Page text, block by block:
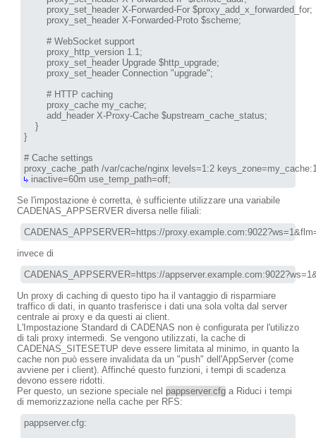
        proxy_set_header X-Forwarded-For $proxy_add_x_forwarded_for;
        proxy_set_header X-Forwarded-Proto $scheme;
        # WebSocket support
        proxy_http_version 1.1;
        proxy_set_header Upgrade $http_upgrade;
        proxy_set_header Connection "upgrade";
        # HTTP caching
        proxy_cache my_cache;
        add_header X-Proxy-Cache $upstream_cache_status;
    }
}
# Cache settings
inactive=60m use_temp_path=off;
Se l'impostazione è corretta, è sufficiente utilizzare una variabile
CADENAS_APPSERVER diversa nelle filiali:
CADENAS_APPSERVER=https://
invece di
CADENAS_APPSERVER=https://
Un proxy di caching di questo tipo ha il vantaggio di risparmiare
traffico di dati, in quanto trasferisce i dati una sola volta dal server
centrale ai proxy e da questi ai client.
L'Impostazione Standard di CADENAS non è configurata per l'utilizzo
di tali proxy intermedi. Se vengono utilizzati, la cache di
CADENAS_SITESETUP deve essere limitata al minimo, in quanto la
cache non può essere invalidata da un "push" dell'AppServer (come
avviene per i client). Affinché questo funzioni, i tempi di scadenza
devono essere ridotti.
Per questo, un sezione speciale nel pappserver.cfg a Riduci i tempi
di memorizzazione nella cache per RFS:
pappserver.cfg: